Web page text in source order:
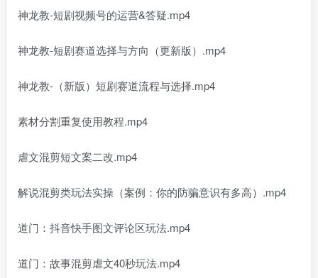
神龙教-短剧视频号的运营&答疑.mp4
神龙教-短剧赛道选择与方向（更新版）.mp4
神龙教-（新版）短剧赛道流程与选择.mp4
素材分割重复使用教程.mp4
虐文混剪短文案二改.mp4
解说混剪类玩法实操（案例：你的防骗意识有多高）.mp4
道门：抖音快手图文评论区玩法.mp4
道门：故事混剪虐文40秒玩法.mp4